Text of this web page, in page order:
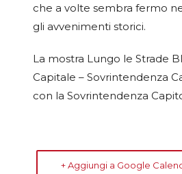
che a volte sembra fermo
gli avvenimenti storici.
La mostra Lungo le Strade
Capitale – Sovrintendenza
con la Sovrintendenza
+ Aggiungi a Google